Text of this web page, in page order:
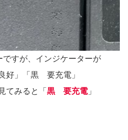
ですが、インジケーターが
好」「黒 要充電」
てみると「黒 要充電」